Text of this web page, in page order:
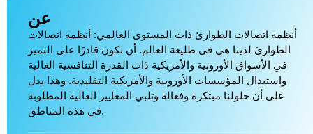
عن
أنظمة اتصالات الطوارئ ذات المستوى العالمي: أنظمة اتصالات
الطوارئ لدينا هي في طليعة العالم. أن تكون قادرًا على التميز
في الأسواق الأوروبية والأمريكية ذات القدرة التنافسية العالية
واستبدال المؤسسات الأوروبية والأمريكية التقليدية. وهذا يدل
على أن حلولنا مبتكرة وفعالة وتلبي المعايير العالية المطلوبة
في هذه المناطق.